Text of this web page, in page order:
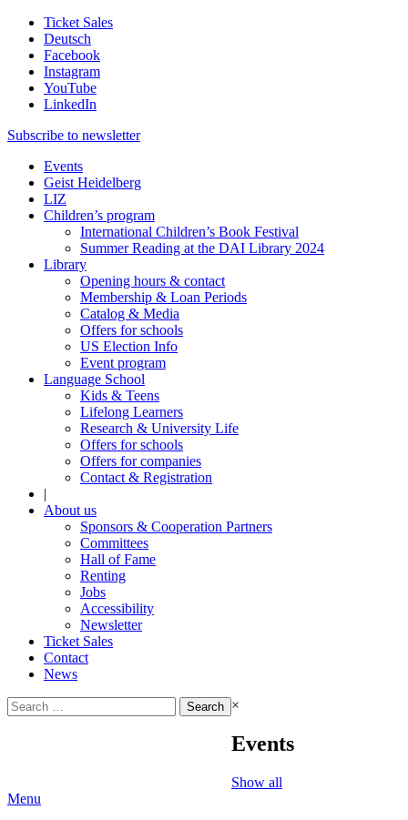
Ticket Sales
Deutsch
Facebook
Instagram
YouTube
LinkedIn
Subscribe to newsletter
Events
Geist Heidelberg
LIZ
Children’s program
International Children’s Book Festival
Summer Reading at the DAI Library 2024
Library
Opening hours & contact
Membership & Loan Periods
Catalog & Media
Offers for schools
US Election Info
Event program
Language School
Kids & Teens
Lifelong Learners
Research & University Life
Offers for schools
Offers for companies
Contact & Registration
|
About us
Sponsors & Cooperation Partners
Committees
Hall of Fame
Renting
Jobs
Accessibility
Newsletter
Ticket Sales
Contact
News
Search
for:
×
Events
Show all
Menu